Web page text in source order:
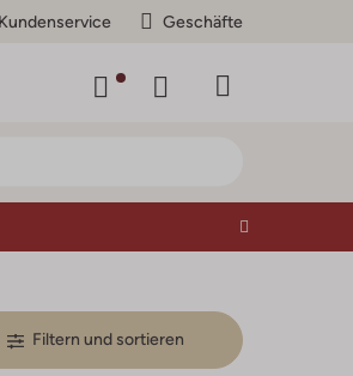
Kundenservice Geschäfte
Filtern und sortieren